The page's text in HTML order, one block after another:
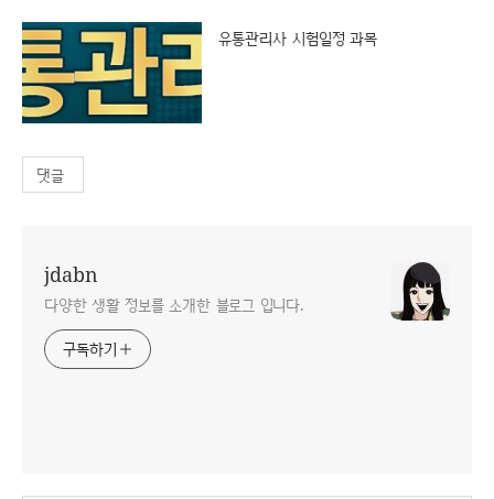
유통관리사 시험일정 과목
댓글
jdabn
다양한 생활 정보를 소개한 블로그 입니다.
구독하기